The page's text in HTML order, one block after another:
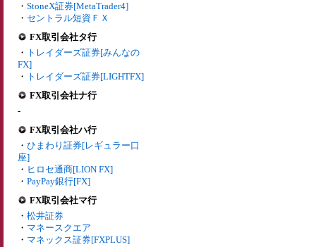
・ StoneX証券[MetaTrader4]
・ セントラル短資ＦＸ
FX取引会社タ行
・ トレイダーズ証券[みんなの
FX]
・ トレイダーズ証券[LIGHTFX]
FX取引会社ナ行
-
FX取引会社ハ行
・ ひまわり証券[レギュラー口
座]
・ ヒロセ通商[LION FX]
・ PayPay銀行[FX]
FX取引会社マ行
・ 松井証券
・ マネースクエア
・ マネックス証券[FXPLUS]